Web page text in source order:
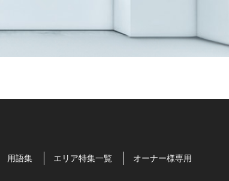
用語集 エリア特集一覧
オーナー様専用